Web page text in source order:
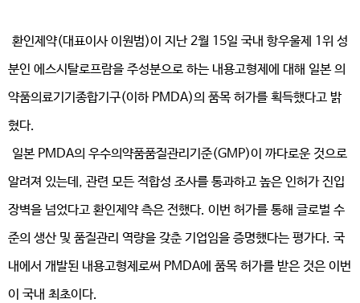
환인제약(대표이사 이원범)이 지난 2월 15일 국내 항우울제 1위 성
분인 에스시탈로프람을 주성분으로 하는 내용고형제에 대해 일본 의
약품의료기기종합기구(이하 PMDA)의 품목 허가를 획득했다고 밝
혔다.
일본 PMDA의 우수의약품품질관리기준(GMP)이 까다로운 것으로
알려져 있는데, 관련 모든 적합성 조사를 통과하고 높은 인허가 진입
장벽을 넘었다고 환인제약 측은 전했다. 이번 허가를 통해 글로벌 수
준의 생산 및 품질관리 역량을 갖춘 기업임을 증명했다는 평가다. 국
내에서 개발된 내용고형제로써 PMDA에 품목 허가를 받은 것은 이번
이 국내 최초이다.